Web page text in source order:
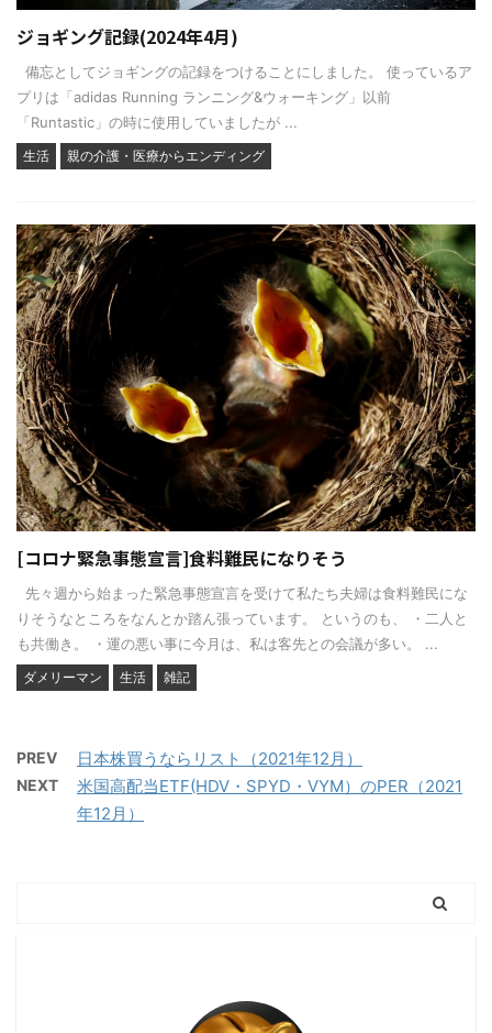
ジョギング記録(2024年4月)
備忘としてジョギングの記録をつけることにしました。 使っているア
プリは「adidas Running ランニング&ウォーキング」以前
「Runtastic」の時に使用していましたが ...
生活 親の介護・医療からエンディング
[コロナ緊急事態宣言]食料難民になりそう
先々週から始まった緊急事態宣言を受けて私たち夫婦は食料難民にな
りそうなところをなんとか踏ん張っています。 というのも、 ・二人と
も共働き。 ・運の悪い事に今月は、私は客先との会議が多い。 ...
ダメリーマン 生活 雑記
PREV 日本株買うならリスト（2021年12月）
NEXT
米国高配当ETF(HDV・SPYD・VYM）のPER（2021
年12月）